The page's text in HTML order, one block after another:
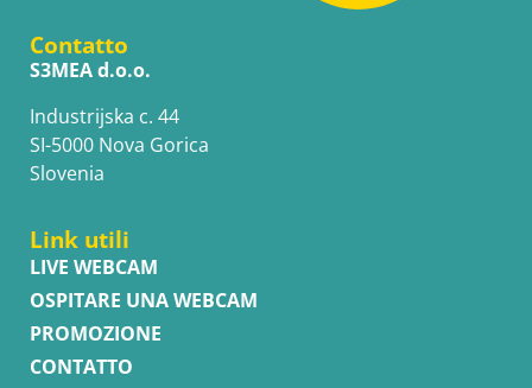
Contatto
S3MEA d.o.o.
Industrijska c. 44
SI-5000 Nova Gorica
Slovenia
Link utili
LIVE WEBCAM
OSPITARE UNA WEBCAM
PROMOZIONE
CONTATTO